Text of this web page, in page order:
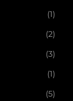
(1)
(2)
(3)
(1)
(5)